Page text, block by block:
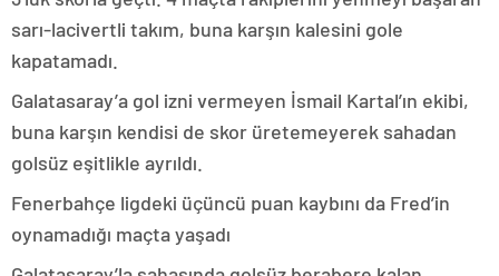
sarı-lacivertli takım, buna karşın kalesini gole
kapatamadı.
Galatasaray’a gol izni vermeyen İsmail Kartal’ın ekibi,
buna karşın kendisi de skor üretemeyerek sahadan
golsüz eşitlikle ayrıldı.
Fenerbahçe ligdeki üçüncü puan kaybını da Fred’in
oynamadığı maçta yaşadı